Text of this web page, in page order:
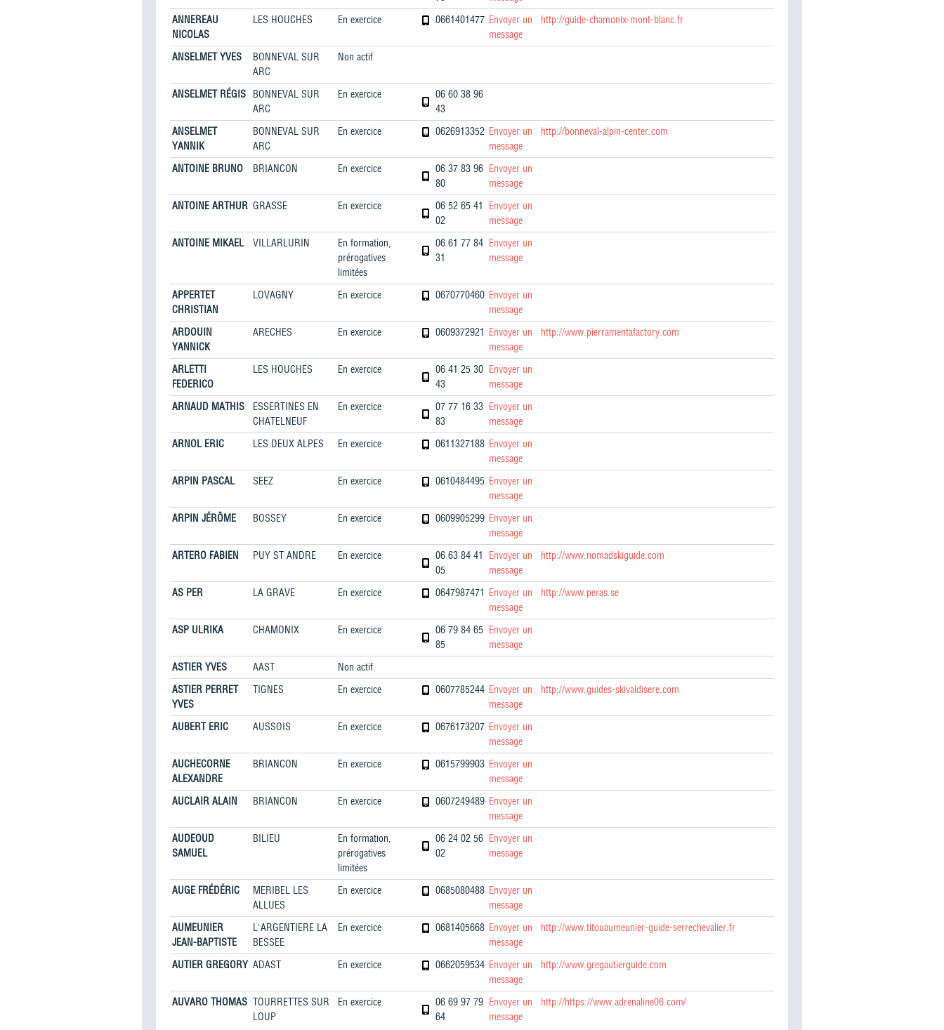
ANNEREAU
NICOLAS
LES HOUCHES En exercice 0661401477 Envoyer un
message
http://guide-chamonix-mont-blanc.fr
ANSELMET YVES
BONNEVAL SUR
ARC
Non actif
ANSELMET RÉGIS
BONNEVAL SUR
ARC
En exercice
06 60 38 96
43
ANSELMET
YANNIK
BONNEVAL SUR
ARC
En exercice 0626913352 Envoyer un
message
http://bonneval-alpin-center.com
ANTOINE BRUNO BRIANCON En exercice
06 37 83 96
80
Envoyer un
message
ANTOINE ARTHUR GRASSE En exercice
06 52 65 41
02
Envoyer un
message
ANTOINE MIKAEL
VILLARLURIN
En formation,
prérogatives
limitées
06 61 77 84
31
Envoyer un
message
APPERTET
CHRISTIAN
LOVAGNY En exercice 0670770460 Envoyer un
message
ARDOUIN
YANNICK
ARECHES En exercice 0609372921 Envoyer un
message
http://www.pierramentafactory.com
ARLETTI
FEDERICO
LES HOUCHES En exercice
06 41 25 30
43
Envoyer un
message
ARNAUD MATHIS
ESSERTINES EN
CHATELNEUF
En exercice
07 77 16 33
83
Envoyer un
message
ARNOL ERIC
LES DEUX ALPES En exercice 0611327188 Envoyer un
message
ARPIN PASCAL
SEEZ En exercice 0610484495 Envoyer un
message
ARPIN JÉRÔME
BOSSEY En exercice 0609905299 Envoyer un
message
ARTERO FABIEN
PUY ST ANDRE En exercice
06 63 84 41
05
Envoyer un
message
http://www.nomadskiguide.com
AS PER LA GRAVE En exercice 0647987471 Envoyer un
message
http://www.peras.se
ASP ULRIKA CHAMONIX En exercice
06 79 84 65
85
Envoyer un
message
ASTIER YVES
AAST
Non actif
ASTIER PERRET
YVES
TIGNES En exercice 0607785244 Envoyer un
message
http://www.guides-skivaldisere.com
AUBERT ERIC AUSSOIS En exercice 0676173207 Envoyer un
message
AUCHECORNE
ALEXANDRE
BRIANCON En exercice 0615799903 Envoyer un
message
AUCLAIR ALAIN
BRIANCON En exercice 0607249489 Envoyer un
message
AUDEOUD
SAMUEL
BILIEU
En formation,
prérogatives
limitées
06 24 02 56
02
Envoyer un
message
AUGE FRÉDÉRIC
MERIBEL LES
ALLUES
En exercice 0685080488 Envoyer un
message
AUMEUNIER
JEAN-BAPTISTE
L'ARGENTIERE LA
BESSEE
En exercice 0681405668 Envoyer un
message
http://www.titouaumeunier-guide-serrechevalier.fr
AUTIER GREGORY ADAST En exercice 0662059534 Envoyer un
message
http://www.gregautierguide.com
AUVARO THOMAS TOURRETTES SUR
LOUP
En exercice
06 69 97 79
64
Envoyer un
message
http://https://www.adrenaline06.com/